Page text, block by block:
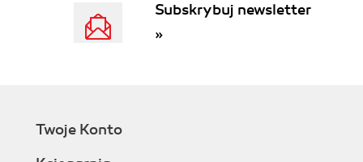
Pliki (79)
Ścieżki dostępu (80)
Szukanie zaginionych plików (93)
Subskrybuj newsletter
»
Twoje Konto